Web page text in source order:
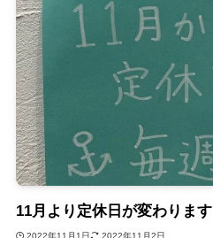
11月より定休日が変わります